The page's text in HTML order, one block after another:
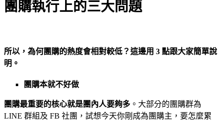
團購執行上的三大問題
所以，為何團購的熱度會相對較低？這邊用 3 點跟大家簡單說
明。
團購本就不好做
團購最重要的核心就是團內人要夠多 。大部分的團購群為
LINE 群組及 FB 社團，試想今天你剛成為團購主，要怎麼累